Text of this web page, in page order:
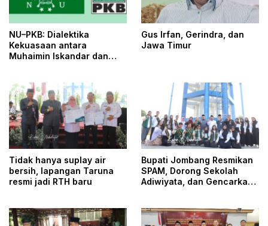
NU–PKB: Dialektika
Kekuasaan antara
Muhaimin Iskandar dan
Gus Irfan, Gerindra, dan
Jawa Timur
Tidak hanya suplay air
bersih, lapangan Taruna
resmi jadi RTH baru
Bupati Jombang Resmikan
SPAM, Dorong Sekolah
Adiwiyata, dan Gencarkan